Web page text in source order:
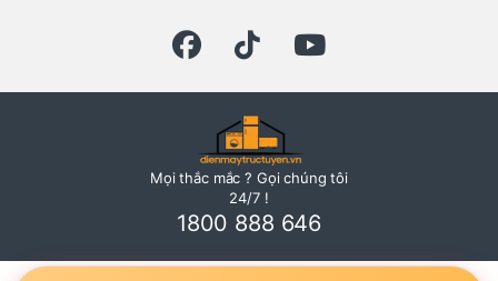
Mọi thắc mắc ? Gọi chúng tôi
24/7 !
1800 888 646